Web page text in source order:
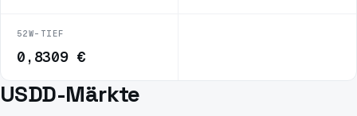
52W-TIEF
0,8309 €
USDD-Märkte